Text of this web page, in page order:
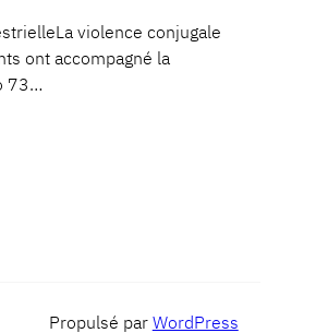
violence conjugale
ont accompagné la
73…
Propulsé par WordPress